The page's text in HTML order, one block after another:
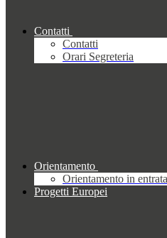
Contatti
Contatti
Orari Segreteria
Orientamento
Orientamento in entrata
Progetti Europei